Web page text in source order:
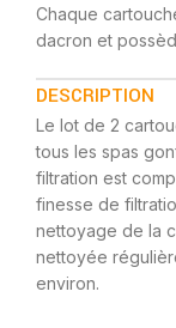
Chaque
dacron et
DESCRIPTION
Le lot de 2
tous les spas
filtration est
finesse de
nettoyage de la
nettoyée
environ.